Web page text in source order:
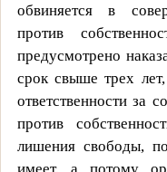
обвиняется в
против
предусмотрено
срок свыше трех
ответственности за
против
лишения свободы,
имеет, а потому